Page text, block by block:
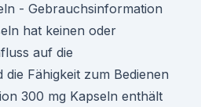
- Gebrauchsinformation
hat keinen oder
auf die
Fähigkeit zum Bedienen
300 mg Kapseln enthält